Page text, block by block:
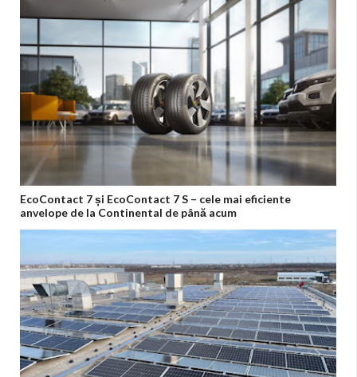
EcoContact 7 și EcoContact 7 S – cele mai eficiente
anvelope de la Continental de până acum